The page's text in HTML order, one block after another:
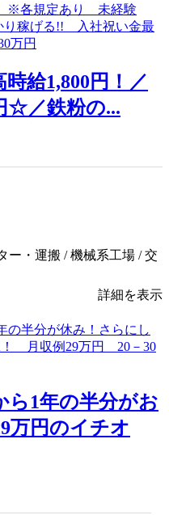
給1,800円！／
☆／鉄粉の...
ー・運搬 / 機械系工場 / 交
詳細を表示
1年の半分がお
万円のイチオ